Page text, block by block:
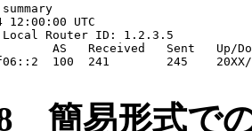
12:00:00 UTC
Local Router ID: 1.2.3.5
AS   Received   Sent
100  241        245    20XX/
簡易形式で